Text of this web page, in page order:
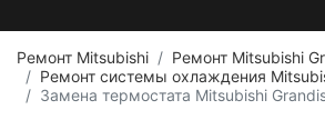
Ремонт Mitsubishi
Ремонт Mitsubishi
Ремонт системы охлаждения
Замена термостата Mitsubishi